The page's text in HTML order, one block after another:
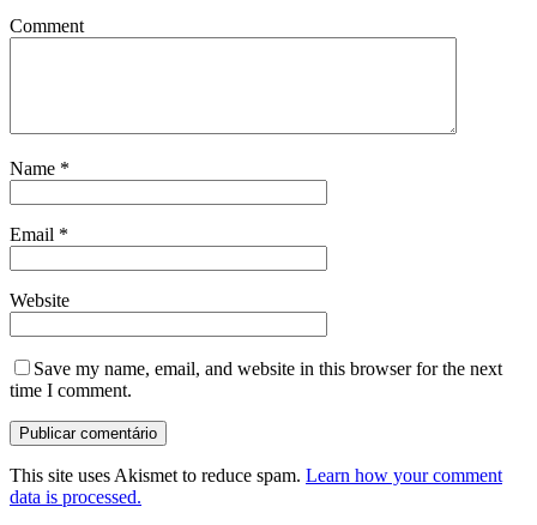
Comment
Name *
Email *
Website
Save my name, email, and website in this browser for the next
time I comment.
This site uses Akismet to reduce spam. Learn how your comment
data is processed.